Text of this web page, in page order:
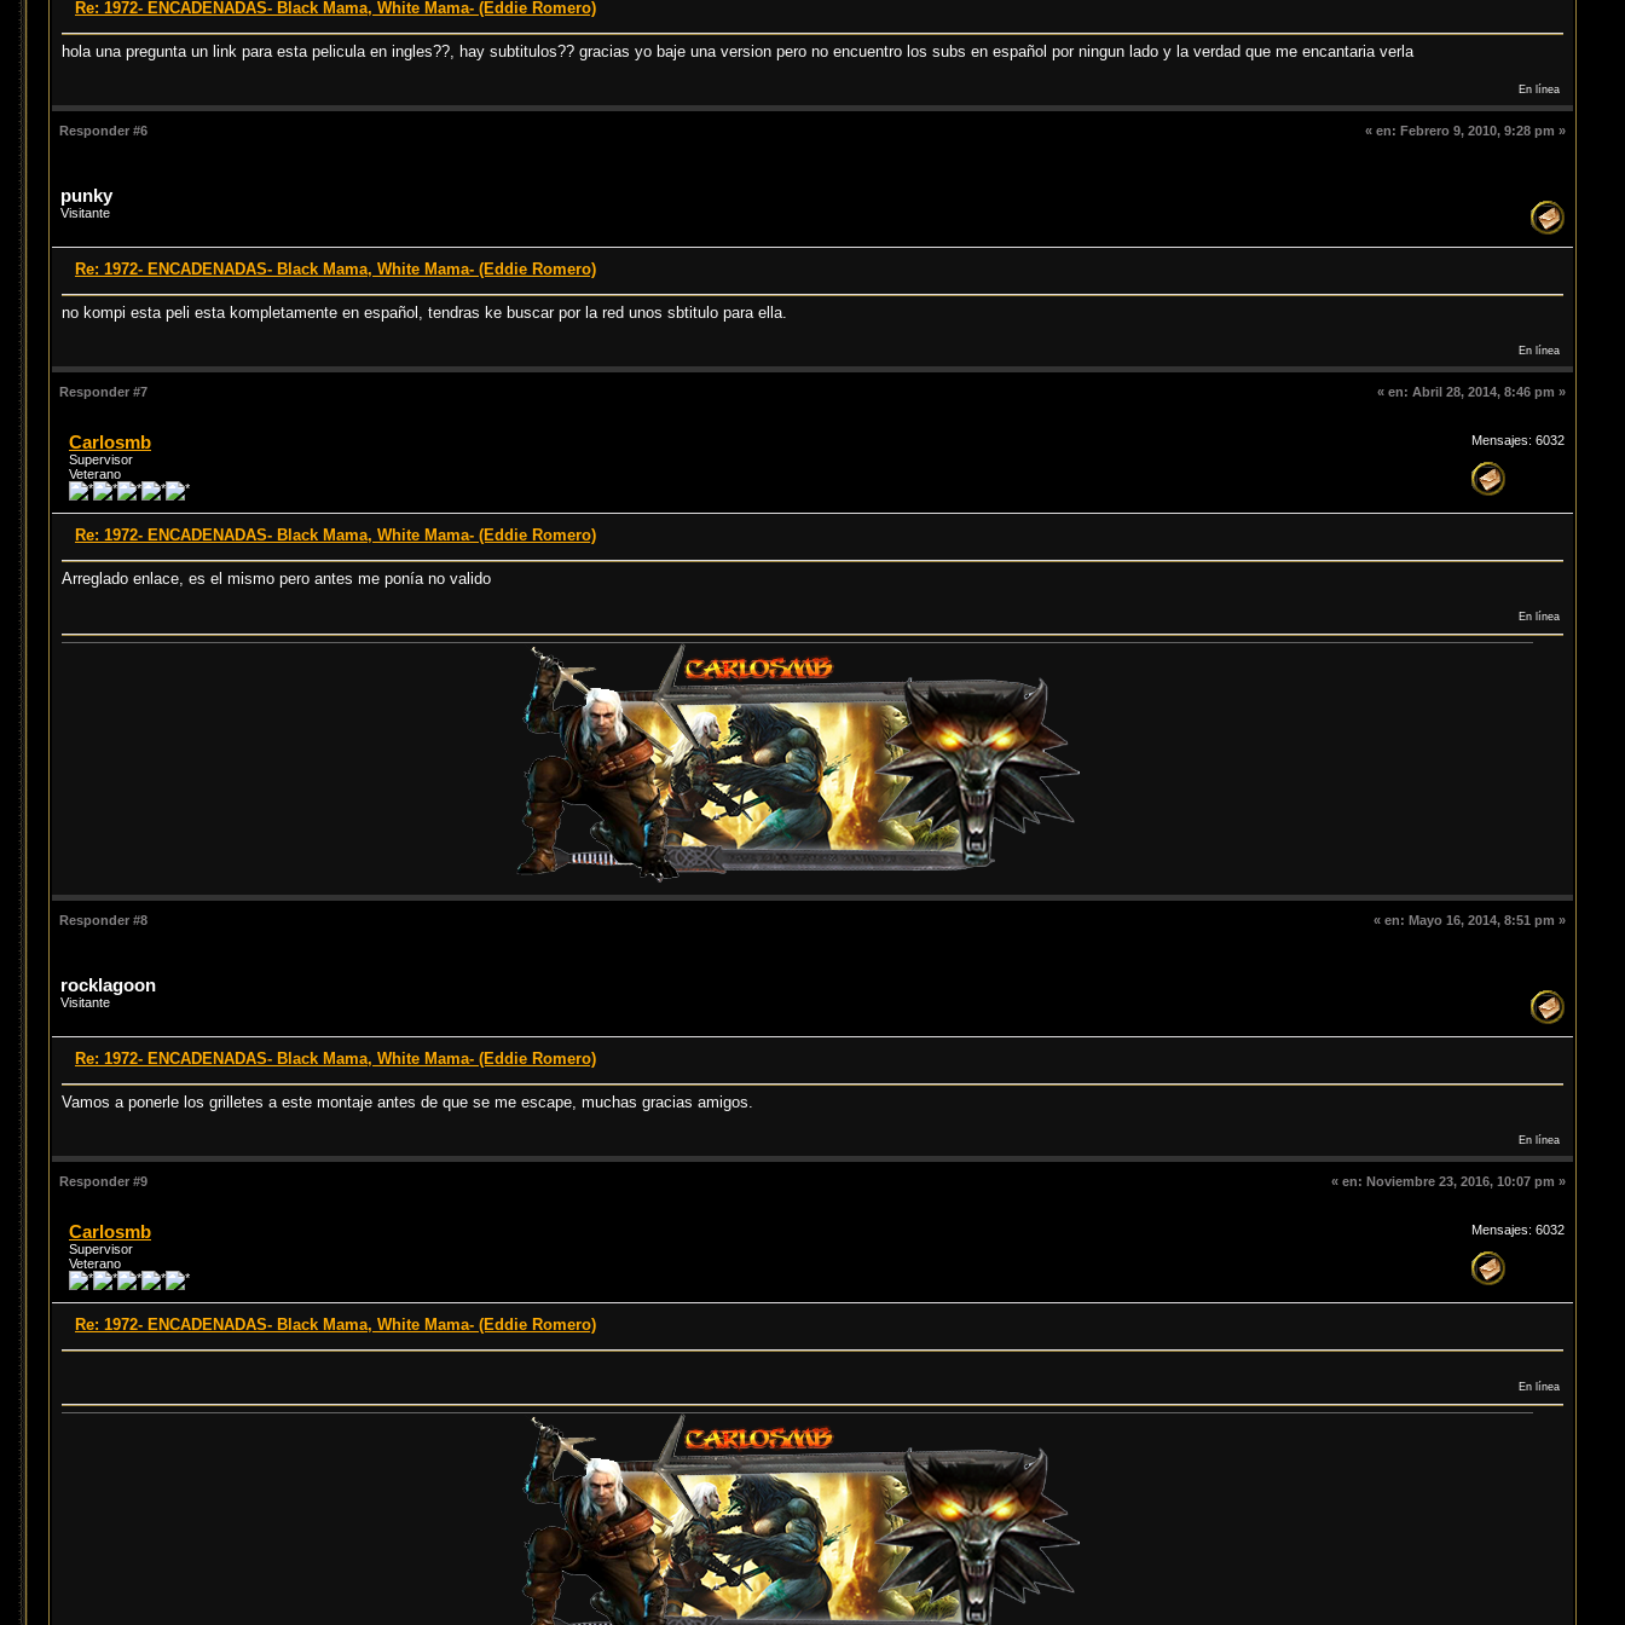
Re: 1972- ENCADENADAS- Black Mama, White Mama- (Eddie Romero)
hola una pregunta un link para esta pelicula en ingles??, hay subtitulos?? gracias yo baje una version pero no encuentro los subs en español por ningun lado y la verdad que me encantaria verla
En línea
Responder #6 « en: Febrero 9, 2010, 9:28 pm »
punky
Visitante
Re: 1972- ENCADENADAS- Black Mama, White Mama- (Eddie Romero)
no kompi esta peli esta kompletamente en español, tendras ke buscar por la red unos sbtitulo para ella.
En línea
Responder #7 « en: Abril 28, 2014, 8:46 pm »
Carlosmb
Supervisor
Veterano
Mensajes: 6032
Re: 1972- ENCADENADAS- Black Mama, White Mama- (Eddie Romero)
Arreglado enlace, es el mismo pero antes me ponía no valido
En línea
Responder #8 « en: Mayo 16, 2014, 8:51 pm »
rocklagoon
Visitante
Re: 1972- ENCADENADAS- Black Mama, White Mama- (Eddie Romero)
Vamos a ponerle los grilletes a este montaje antes de que se me escape, muchas gracias amigos.
En línea
Responder #9 « en: Noviembre 23, 2016, 10:07 pm »
Carlosmb
Supervisor
Veterano
Mensajes: 6032
Re: 1972- ENCADENADAS- Black Mama, White Mama- (Eddie Romero)
En línea